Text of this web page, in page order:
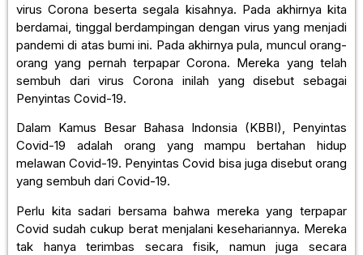
virus Corona beserta segala kisahnya. Pada akhirnya kita
berdamai, tinggal berdampingan dengan virus yang menjadi
pandemi di atas bumi ini. Pada akhirnya pula, muncul orang-
orang yang pernah terpapar Corona. Mereka yang telah
sembuh dari virus Corona inilah yang disebut sebagai
Penyintas Covid-19.
Dalam Kamus Besar Bahasa Indonsia (KBBI), Penyintas
Covid-19 adalah orang yang mampu bertahan hidup
melawan Covid-19. Penyintas Covid bisa juga disebut orang
yang sembuh dari Covid-19.
Perlu kita sadari bersama bahwa mereka yang terpapar
Covid sudah cukup berat menjalani kesehariannya. Mereka
tak hanya terimbas secara fisik, namun juga secara